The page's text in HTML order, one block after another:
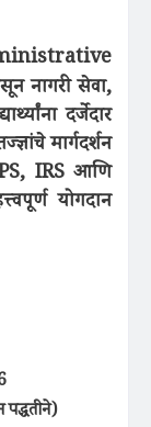
नागरी सेवा,
दर्जेदार
मार्गदर्शन
IRS आणि
योगदान